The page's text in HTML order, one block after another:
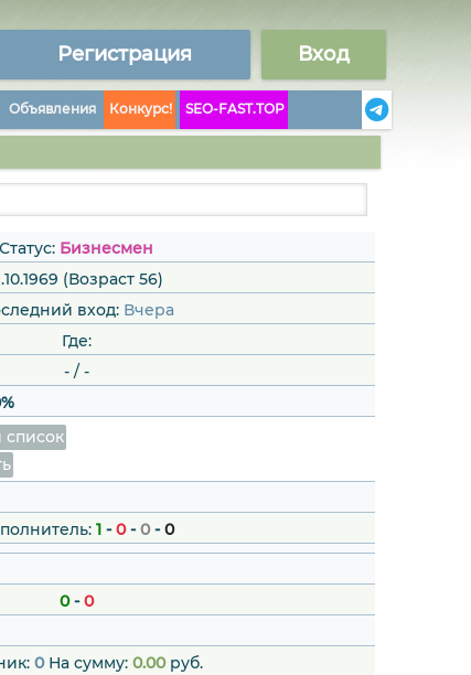
Регистрация Вход
Объявления Конкурс! SEO-FAST.TOP
Статус: Бизнесмен
(Возраст 56)
вход: Вчера
Где:
-/ -
1 -0-0-0
0-0
0На сумму: 0.00руб.